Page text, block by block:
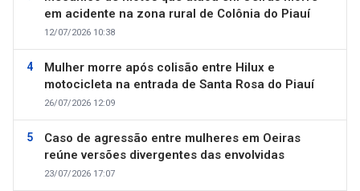
em acidente na zona rural de Colônia do Piauí
12/07/2026 10:38
Mulher morre após colisão entre Hilux e
motocicleta na entrada de Santa Rosa do Piauí
26/07/2026 12:09
Caso de agressão entre mulheres em Oeiras
reúne versões divergentes das envolvidas
23/07/2026 17:07